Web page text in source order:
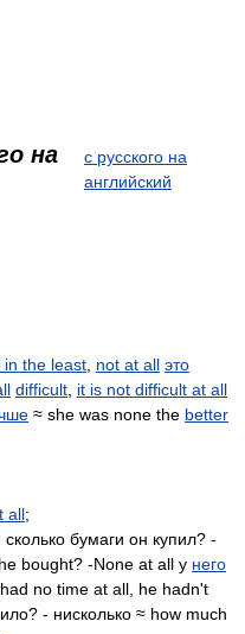
на
с русского на
английский
in the least not at all это
difficult it is not difficult at all
≈ she was none the better
all;
сколько бумаги он купил? -
bought? -None at all у него
no time at all, he hadn't
- нисколько ≈ how much